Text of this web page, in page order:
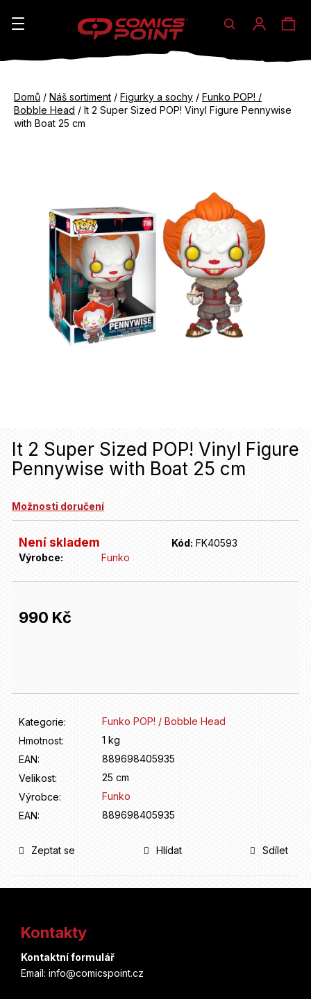
Hledat
Domů / Náš sortiment / Figurky a sochy / Funko POP! /
Bobble Head / It 2 Super Sized POP! Vinyl Figure Pennywise
with Boat 25 cm
It 2 Super Sized POP! Vinyl Figure
Pennywise with Boat 25 cm
Možnosti doručení
Není skladem Kód: FK40593
Výrobce:
Funko
990 Kč
Kategorie:
Funko POP! / Bobble Head
Hmotnost:
1 kg
EAN:
889698405935
Velikost:
25 cm
Výrobce:
Funko
EAN: 889698405935
Zeptat se Hlídat Sdílet
K
do
obchodu
do
obchodu
a
j
í
t
?
D
u
č
u
e
m
e
Kontakty
Kontaktní formulář
Email: info@comicspoint.cz